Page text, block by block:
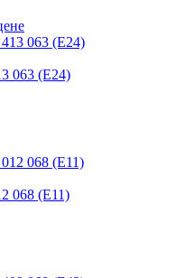
063 (E24)
068 (E11)